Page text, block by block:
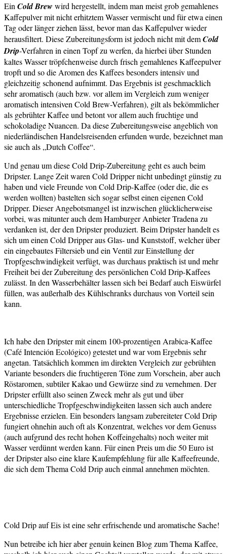
EinCold Brew wird hergestellt, indem man meist grob gemahlenes
Kaffepulver mit nicht erhitztem Wasser vermischt und für etwa einen
Tag oder länger ziehen lässt, bevor man das Kaffepulver wieder
herausfiltert. Diese Zubereitungsform ist jedoch nicht mit demCold
Drip-Verfahren in einen Topf zu werfen, da hierbei über Stunden
kaltes Wasser tröpfchenweise durch frisch gemahlenes Kaffeepulver
tropft und so die Aromen des Kaffees besonders intensiv und
gleichzeitig schonend aufnimmt. Das Ergebnis ist geschmacklich
sehr aromatisch (auch bzw. vor allem im Vergleich zum weniger
aromatisch intensiven Cold Brew-Verfahren), gilt als bekömmlicher
als gebrühter Kaffee und betont vor allem auch fruchtige und
schokoladige Nuancen. Da diese Zubereitungsweise angeblich von
niederländischen Handelsreisenden erfunden wurde, bezeichnet man
sie auch als „Dutch Coffee“.
Und genau um diese Cold Drip-Zubereitung geht es auch beim
Dripster. Lange Zeit waren Cold Dripper nicht unbedingt günstig zu
haben und viele Freunde von Cold Drip-Kaffee (oder die, die es
werden wollten) bastelten sich sogar selbst einen eigenen Cold
Dripper. Dieser Angebotsmangel ist inzwischen glücklicherweise
vorbei, was mitunter auch dem Hamburger Anbieter Tradena zu
verdanken ist, der den Dripster produziert. Beim Dripster handelt es
sich um einen Cold Dripper aus Glas- und Kunststoff, welcher über
ein eingebautes Filtersieb und ein Ventil zur Einstellung der
Tropfgeschwindigkeit verfügt, was durchaus praktisch ist und mehr
Freiheit bei der Zubereitung des persönlichen Cold Drip-Kaffees
zulässt. In den Wasserbehälter lassen sich bei Bedarf auch Eiswürfel
füllen, was außerhalb des Kühlschranks durchaus von Vorteil sein
kann.
Ich habe den Dripster mit einem 100-prozentigen Arabica-Kaffee
(Café Intención Ecológico) getestet und war vom Ergebnis sehr
angetan. Tatsächlich kommen im direkten Vergleich zur gebrühten
Variante besonders die fruchtigeren Töne zum Vorschein, aber auch
Röstaromen, subtiler Kakao und Gewürze sind zu vernehmen. Der
Dripster erfüllt also seinen Zweck mehr als gut und über
unterschiedliche Tropfgeschwindigkeiten lassen sich auch andere
Ergebnisse erzielen. Ein besonders langsam zubereiteter Cold Drip
fungiert ohnehin auch oft als Konzentrat, welches vor dem Genuss
(auch aufgrund des recht hohen Koffeingehalts) noch weiter mit
Wasser verdünnt werden kann. Für einen Preis um die 50 Euro ist
der Dripster also eine klare Kaufempfehlung für alle Kaffeefreunde,
die sich dem Thema Cold Drip auch einmal annehmen möchten.
Cold Drip auf Eis ist eine sehr erfrischende und aromatische Sache!
Nun betreibe ich hier aber genuin keinen Blog zum Thema Kaffee,